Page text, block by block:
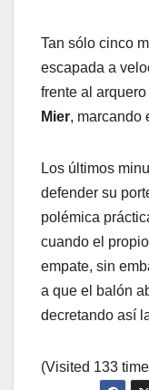
Tan sólo cinco
escapada a
frente al
Mier, marcando
Los últimos
defender su
polémica
cuando el
empate, sin
a que el balón
decretando así
(Visited 133